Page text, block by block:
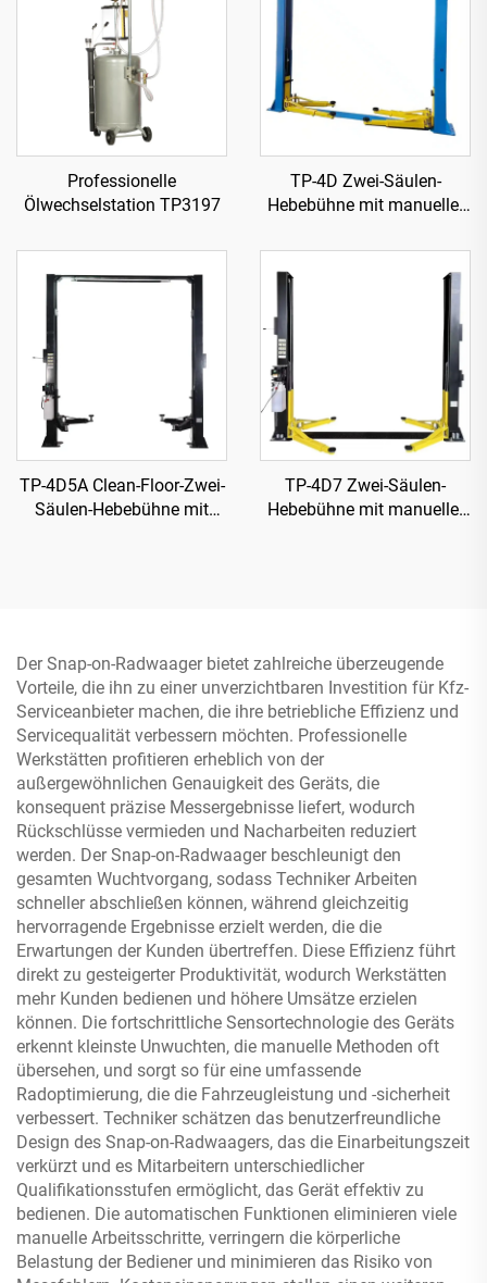
Professionelle
Ölwechselstation TP3197
TP-4D Zwei-Säulen-
Hebebühne mit manueller
TP-4D5A Clean-Floor-Zwei-
Säulen-Hebebühne mit
TP-4D7 Zwei-Säulen-
Hebebühne mit manueller
Der Snap-on-Radwaager bietet zahlreiche überzeugende
Vorteile, die ihn zu einer unverzichtbaren Investition für Kfz-
Serviceanbieter machen, die ihre betriebliche Effizienz und
Servicequalität verbessern möchten. Professionelle
Werkstätten profitieren erheblich von der
außergewöhnlichen Genauigkeit des Geräts, die
konsequent präzise Messergebnisse liefert, wodurch
Rückschlüsse vermieden und Nacharbeiten reduziert
werden. Der Snap-on-Radwaager beschleunigt den
gesamten Wuchtvorgang, sodass Techniker Arbeiten
schneller abschließen können, während gleichzeitig
hervorragende Ergebnisse erzielt werden, die die
Erwartungen der Kunden übertreffen. Diese Effizienz führt
direkt zu gesteigerter Produktivität, wodurch Werkstätten
mehr Kunden bedienen und höhere Umsätze erzielen
können. Die fortschrittliche Sensortechnologie des Geräts
erkennt kleinste Unwuchten, die manuelle Methoden oft
übersehen, und sorgt so für eine umfassende
Radoptimierung, die die Fahrzeugleistung und -sicherheit
verbessert. Techniker schätzen das benutzerfreundliche
Design des Snap-on-Radwaagers, das die Einarbeitungszeit
verkürzt und es Mitarbeitern unterschiedlicher
Qualifikationsstufen ermöglicht, das Gerät effektiv zu
bedienen. Die automatischen Funktionen eliminieren viele
manuelle Arbeitsschritte, verringern die körperliche
Belastung der Bediener und minimieren das Risiko von